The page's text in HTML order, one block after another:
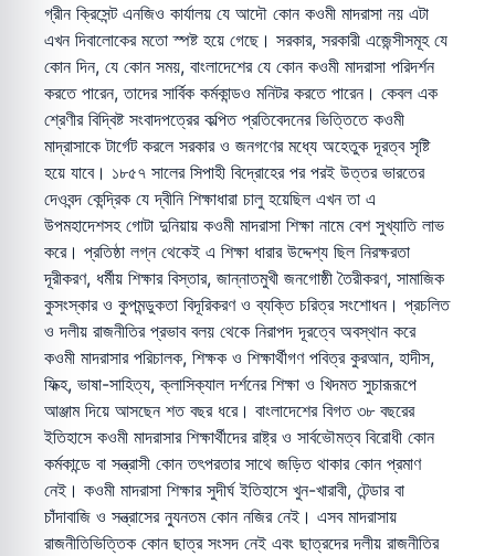
গ্রীন ক্রিসেন্ট এনজিও কার্যালয় যে আদৌ কোন কওমী মাদরাসা নয় এটা
এখন দিবালোকের মতো স্পষ্ট হয়ে গেছে। সরকার, সরকারী এজেন্সীসমূহ যে
কোন দিন, যে কোন সময়, বাংলাদেশের যে কোন কওমী মাদরাসা পরিদর্শন
করতে পারেন, তাদের সার্বিক কর্মকান্ডও মনিটর করতে পারেন। কেবল এক
শ্রেণীর বিদ্বিষ্ট সংবাদপত্রের কল্পিত প্রতিবেদনের ভিত্তিতে কওমী
মাদ্রাসাকে টার্গেট করলে সরকার ও জনগণের মধ্যে অহেতুক দূরত্ব সৃষ্টি
হয়ে যাবে। ১৮৫৭ সালের সিপাহী বিদ্রোহের পর পরই উত্তর ভারতের
দেওবন্দ কেন্দ্রিক যে দ্বীনি শিক্ষাধারা চালু হয়েছিল এখন তা এ
উপমহাদেশসহ গোটা দুনিয়ায় কওমী মাদরাসা শিক্ষা নামে বেশ সুখ্যাতি লাভ
করে। প্রতিষ্ঠা লগ্ন থেকেই এ শিক্ষা ধারার উদ্দেশ্য ছিল নিরক্ষরতা
দূরীকরণ, ধর্মীয় শিক্ষার বিস্তার, জান্নাতমুখী জনগোষ্ঠী তৈরীকরণ, সামাজিক
কুসংস্কার ও কুপমন্ডুকতা বিদূরিকরণ ও ব্যক্তি চরিত্র সংশোধন। প্রচলিত
ও দলীয় রাজনীতির প্রভাব বলয় থেকে নিরাপদ দূরত্বে অবস্থান করে
কওমী মাদরাসার পরিচালক, শিক্ষক ও শিক্ষার্থীগণ পবিত্র কুরআন, হাদীস,
ফিক্হ, ভাষা-সাহিত্য, ক্লাসিক্যাল দর্শনের শিক্ষা ও খিদমত সুচারূরূপে
আঞ্জাম দিয়ে আসছেন শত বছর ধরে। বাংলাদেশের বিগত ৩৮ বছরের
ইতিহাসে কওমী মাদরাসার শিক্ষার্থীদের রাষ্ট্র ও সার্বভৌমত্ব বিরোধী কোন
কর্মকান্ডে বা সন্ত্রাসী কোন তৎপরতার সাথে জড়িত থাকার কোন প্রমাণ
নেই। কওমী মাদরাসা শিক্ষার সুদীর্ঘ ইতিহাসে খুন-খারাবী, টেন্ডার বা
চাঁদাবাজি ও সন্ত্রাসের ন্যুনতম কোন নজির নেই। এসব মাদরাসায়
রাজনীতিভিত্তিক কোন ছাত্র সংসদ নেই এবং ছাত্রদের দলীয় রাজনীতির